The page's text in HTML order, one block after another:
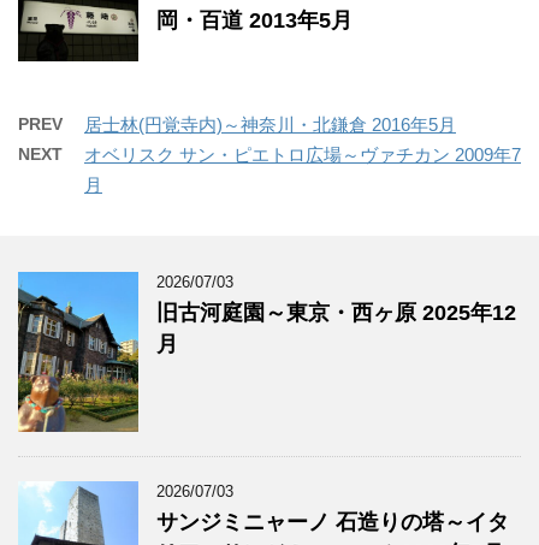
岡・百道 2013年5月
PREV 居士林(円覚寺内)～神奈川・北鎌倉 2016年5月
NEXT
オベリスク サン・ピエトロ広場～ヴァチカン 2009年7
月
2026/07/03
旧古河庭園～東京・西ヶ原 2025年12
月
2026/07/03
サンジミニャーノ 石造りの塔～イタ